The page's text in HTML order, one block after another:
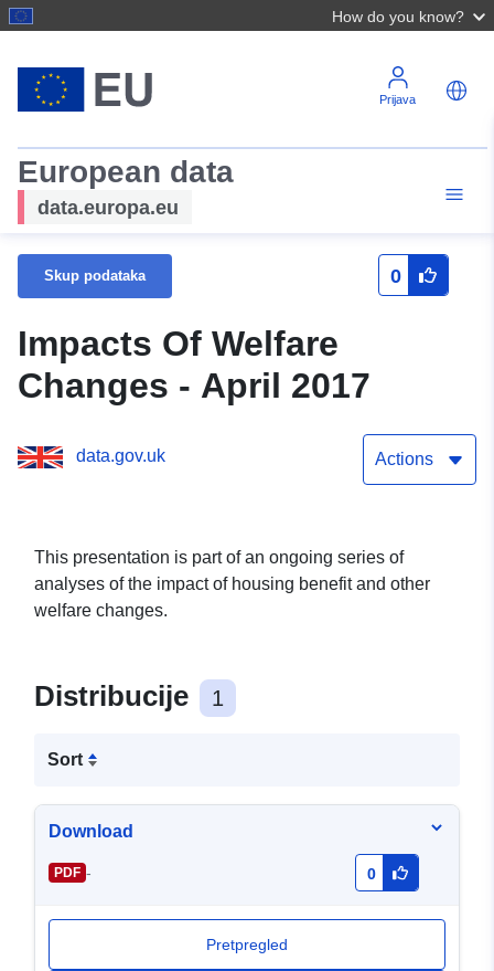
How do you know?
Prijava
European data
data.europa.eu
Skup podataka 0
Impacts Of Welfare
Changes - April 2017
data.gov.uk Actions
This presentation is part of an ongoing series of
analyses of the impact of housing benefit and other
welfare changes.
Distribucije 1
Sort
Download
PDF - 0
Pretpregled